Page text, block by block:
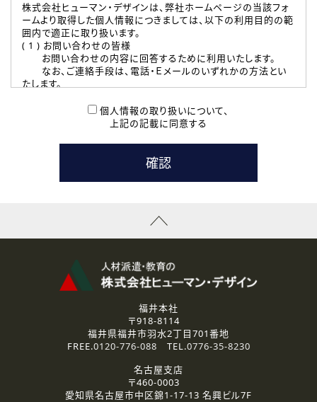
株式会社ヒューマン・デザインは、弊社ホームページの当該フォ
ームより取得した個人情報につきましては、以下の利用目的の範
囲内で適正に取り扱います。
( 1 ) お問い合わせの皆様
お問い合わせの内容に回答するために利用いたします。
なお、ご連絡手段は、電話・Ｅメールのいずれかの方法とい
たします。
本登録に関するご連絡および本登録時の参考情報として利
たします。
( 3 ) スタッフ派遣を検討されている企業の皆様
お問い合わせの内容に回答するために利用いたします。
なお、ご連絡手段は、電話・Ｅメールのいずれかの方法とい
資料送付、受講相談に関するご連絡のために利用いたしま
その他、お問い合わせの内容に回答するために利用いたし
なお、ご連絡手段は、電話・Ｅメールのいずれかの方法とい
2.個人情報の第三者提供
ご提供いただいた個人情報は、法令等の規定に従う場合を除き、
3.個人情報の取り扱いの委託
弊社の定める個人情報保護の評価基準を満たした委託先に、個
個人情報の取り扱いについて、
上記の記載に同意する
福井本社
〒918-8114
福井県福井市羽水2丁目701番地
FREE.0120-776-088 TEL.0776-35-8230
名古屋支店
〒460-0003
愛知県名古屋市中区錦1-17-13 名興ビル7F